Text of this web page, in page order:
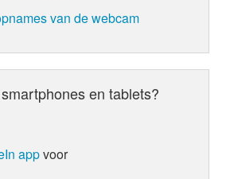
van de webcam
en tablets?
appvoor